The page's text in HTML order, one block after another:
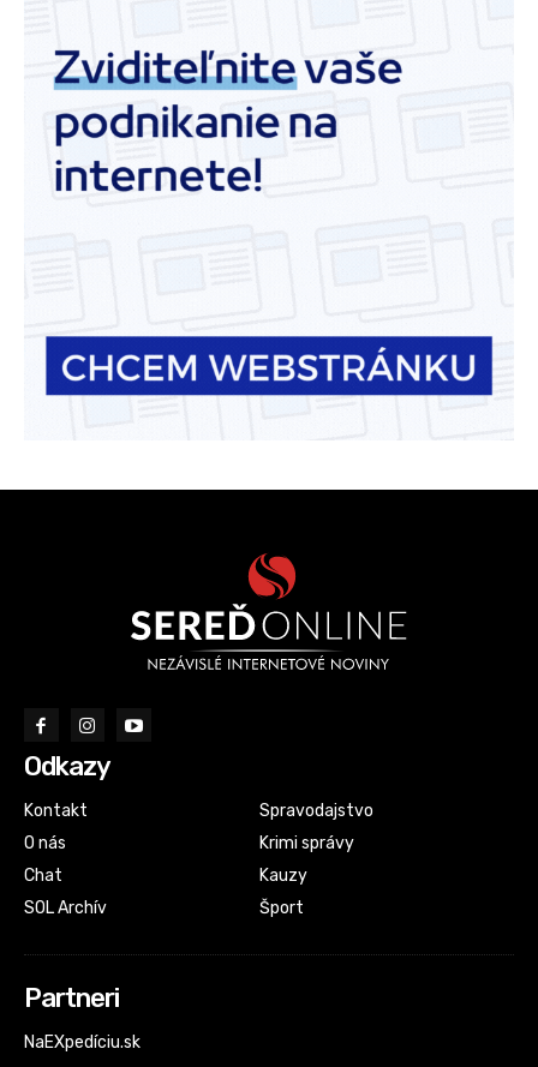
Odkazy
Kontakt
O nás
Chat
SOL Archív
Spravodajstvo
Krimi správy
Kauzy
Šport
Partneri
NaEXpedíciu.sk